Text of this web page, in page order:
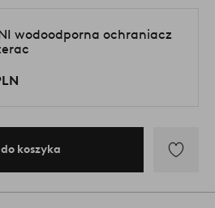
wodoodporna ochraniacz
koszyka
do